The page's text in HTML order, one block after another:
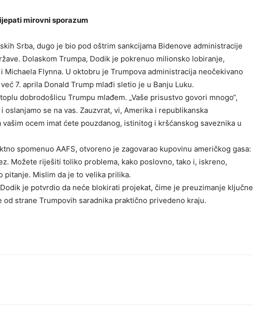
mirovni sporazum
Srba, dugo je bio pod oštrim sankcijama Bidenove administracije
Dolaskom Trumpa, Dodik je pokrenuo milionsko lobiranje,
Michaela Flynna. U oktobru je Trumpova administracija neočekivano
7. aprila Donald Trump mlađi sletio je u Banju Luku.
dobrodošlicu Trumpu mlađem. „Vaše prisustvo govori mnogo“,
oslanjamo se na vas. Zauzvrat, vi, Amerika i republikanska
ocem imat ćete pouzdanog, istinitog i kršćanskog saveznika u
spomenuo AAFS, otvoreno je zagovarao kupovinu američkog gasa:
Možete riješiti toliko problema, kako poslovno, tako i, iskreno,
pitanje. Mislim da je to velika prilika.
je potvrdio da neće blokirati projekat, čime je preuzimanje ključne
od strane Trumpovih saradnika praktično privedeno kraju.